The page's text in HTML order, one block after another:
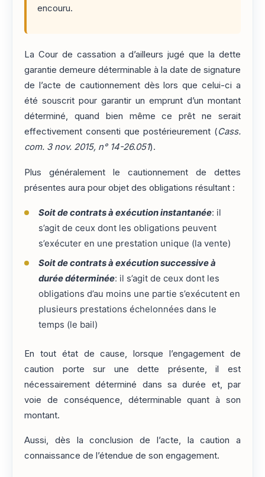
encouru.
La Cour de cassation a d’ailleurs jugé que la dette
garantie demeure déterminable à la date de signature
de l’acte de cautionnement dès lors que celui-ci a
été souscrit pour garantir un emprunt d’un montant
déterminé, quand bien même ce prêt ne serait
effectivement consenti que postérieurement (Cass.
com. 3 nov. 2015, n° 14-26.051).
Plus généralement le cautionnement de dettes
présentes aura pour objet des obligations résultant :
Soit de contrats à exécution instantanée: il
s’agit de ceux dont les obligations peuvent
s’exécuter en une prestation unique (la vente)
Soit de contrats à exécution successive à
durée déterminée: il s’agit de ceux dont les
obligations d’au moins une partie s’exécutent en
plusieurs prestations échelonnées dans le
temps (le bail)
En tout état de cause, lorsque l’engagement de
caution porte sur une dette présente, il est
nécessairement déterminé dans sa durée et, par
voie de conséquence, déterminable quant à son
montant.
Aussi, dès la conclusion de l’acte, la caution a
connaissance de l’étendue de son engagement.